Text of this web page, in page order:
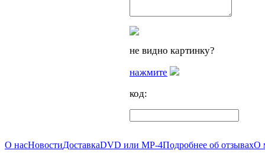
не видно картинку?
нажмите
код:
О насНовостиДоставкаDVD или MP-4Подробнее об отзывахО